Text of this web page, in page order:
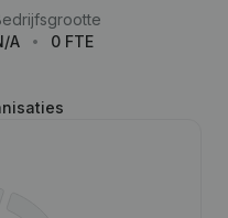
A
0 FTE